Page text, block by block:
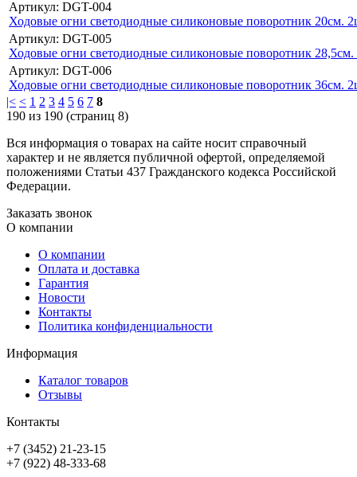
Артикул: DGT-004
Ходовые огни светодиодные силиконовые поворотник 20см.
Артикул: DGT-005
Ходовые огни светодиодные силиконовые поворотник
Артикул: DGT-006
Ходовые огни светодиодные силиконовые поворотник 36см.
|< < 1 2 3 4 5 6 7 8
190 из 190 (страниц 8)
Вся информация о товарах на сайте носит справочный
характер и не является публичной офертой, определяемой
положениями Статьи 437 Гражданского кодекса Российской
Федерации.
Заказать звонок
О компании
О компании
Оплата и доставка
Гарантия
Новости
Контакты
Политика конфиденциальности
Информация
Каталог товаров
Отзывы
Контакты
+7 (3452) 21-23-15
+7 (922) 48-333-68